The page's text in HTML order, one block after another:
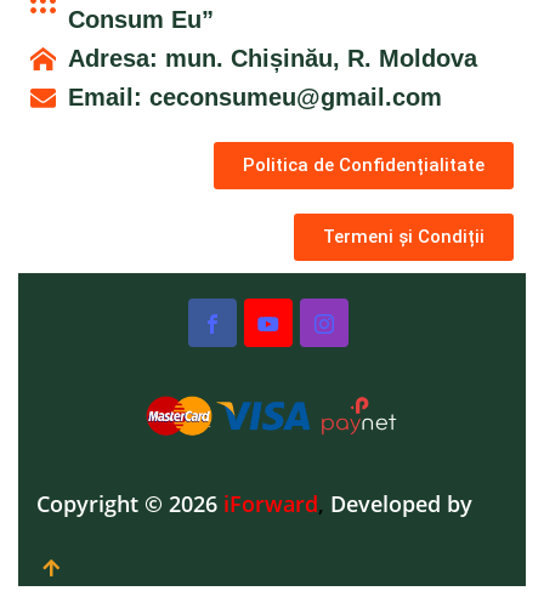
Consum Eu”
Adresa: mun. Chișinău, R. Moldova
Email:ceconsumeu@gmail.com
Politica de Confidențialitate
Termeni și Condiții
Copyright © 2026 iForward, Developed by